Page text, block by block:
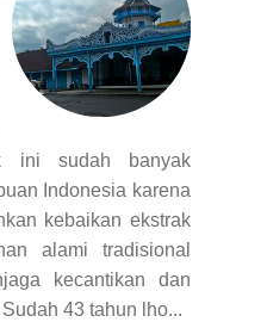
ini sudah banyak
Indonesia karena
kebaikan ekstrak
alami tradisional
kecantikan dan
43 tahun lho...